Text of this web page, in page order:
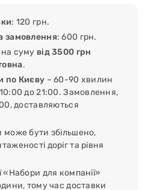
: 120 грн.
замовлення: 600 грн.
суму від 3500 грн
.
по Києву – 60-90 хвилин
до 21:00. Замовлення,
доставляються
може бути збільшено,
доріг та рівня
«Набори для компанії»
тому час доставки